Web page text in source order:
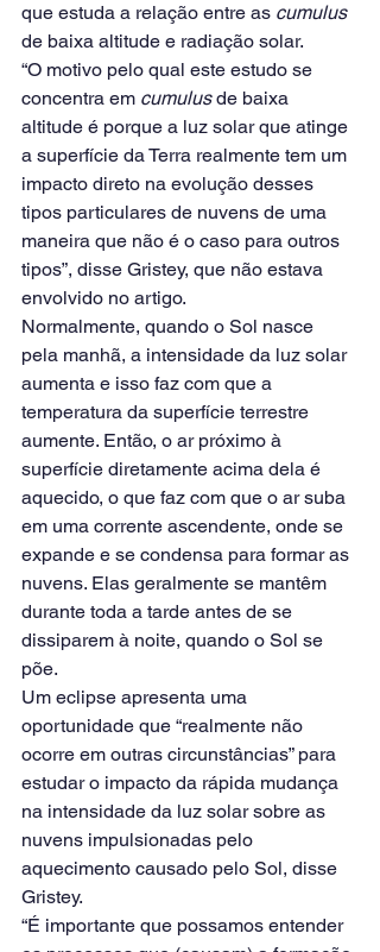
que estuda a relação entre as cumulus
de baixa altitude e radiação solar.
“O motivo pelo qual este estudo se
concentra em cumulus de baixa
altitude é porque a luz solar que atinge
a superfície da Terra realmente tem um
impacto direto na evolução desses
tipos particulares de nuvens de uma
maneira que não é o caso para outros
tipos”, disse Gristey, que não estava
envolvido no artigo.
Normalmente, quando o Sol nasce
pela manhã, a intensidade da luz solar
aumenta e isso faz com que a
temperatura da superfície terrestre
aumente. Então, o ar próximo à
superfície diretamente acima dela é
aquecido, o que faz com que o ar suba
em uma corrente ascendente, onde se
expande e se condensa para formar as
nuvens. Elas geralmente se mantêm
durante toda a tarde antes de se
dissiparem à noite, quando o Sol se
põe.
Um eclipse apresenta uma
oportunidade que “realmente não
ocorre em outras circunstâncias” para
estudar o impacto da rápida mudança
na intensidade da luz solar sobre as
nuvens impulsionadas pelo
aquecimento causado pelo Sol, disse
Gristey.
“É importante que possamos entender